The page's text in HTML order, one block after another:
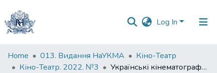
Log In
Communities
&
Home 013. Видання НаУКМА
Кіно-Театр
Кіно-Театр. 2022. №3
Українські кінематографісти здобули премію Федеріко Фелліні